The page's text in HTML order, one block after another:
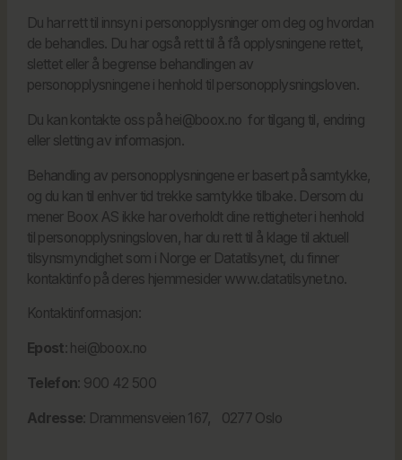
Du har rett til innsyn i personopplysninger om deg og hvordan
de behandles. Du har også rett til å få opplysningene rettet,
slettet eller å begrense behandlingen av
personopplysningene i henhold til personopplysningsloven.
Du kan kontakte oss på hei@boox.no for tilgang til, endring
eller sletting av informasjon.
Behandling av personopplysningene er basert på samtykke,
og du kan til enhver tid trekke samtykke tilbake. Dersom du
mener Boox AS ikke har overholdt dine rettigheter i henhold
til personopplysningsloven, har du rett til å klage til aktuell
tilsynsmyndighet som i Norge er Datatilsynet, du finner
kontaktinfo på deres hjemmesider www.datatilsynet.no.
Kontaktinformasjon:
Epost: hei@boox.no
Telefon: 900 42 500
Adresse: Drammensveien 167, 0277 Oslo